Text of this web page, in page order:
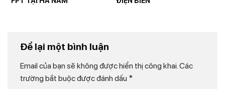
Để lại một bình luận
Email của bạn sẽ không được hiển thị công khai.Các
trường bắt buộc được đánh dấu *